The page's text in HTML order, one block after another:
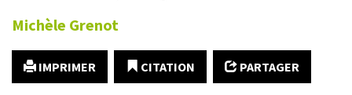
Michèle Grenot
IMPRIMER CITATION PARTAGER